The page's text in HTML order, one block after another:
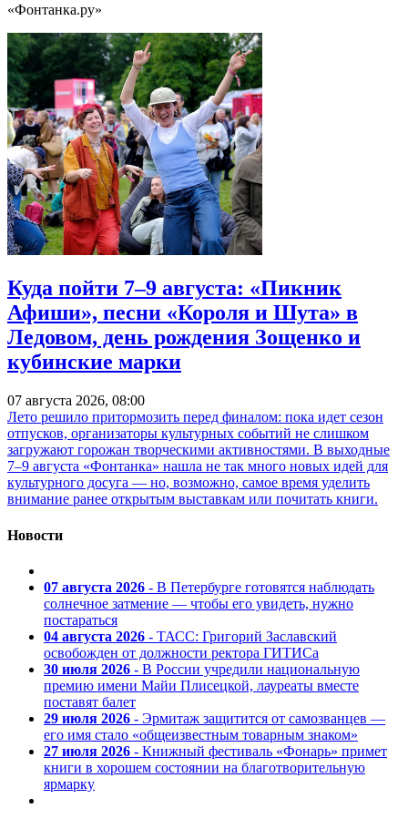
«Фонтанка.ру»
Куда пойти 7–9 августа: «Пикник
Афиши», песни «Короля и Шута» в
Ледовом, день рождения Зощенко и
кубинские марки
07 августа 2026, 08:00
Лето решило притормозить перед финалом: пока идет сезон
отпусков, организаторы культурных событий не слишком
загружают горожан творческими активностями. В выходные
7–9 августа «Фонтанка» нашла не так много новых идей для
культурного досуга — но, возможно, самое время уделить
внимание ранее открытым выставкам или почитать книги.
Новости
07 августа 2026 - В Петербурге готовятся наблюдать
солнечное затмение — чтобы его увидеть, нужно
постараться
04 августа 2026 - ТАСС: Григорий Заславский
освобожден от должности ректора ГИТИСа
30 июля 2026 - В России учредили национальную
премию имени Майи Плисецкой, лауреаты вместе
поставят балет
29 июля 2026 - Эрмитаж защитится от самозванцев —
его имя стало «общеизвестным товарным знаком»
27 июля 2026 - Книжный фестиваль «Фонарь» примет
книги в хорошем состоянии на благотворительную
ярмарку